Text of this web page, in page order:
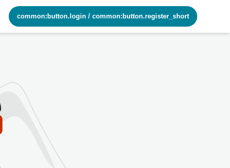
common:button.login / common:button.register_short